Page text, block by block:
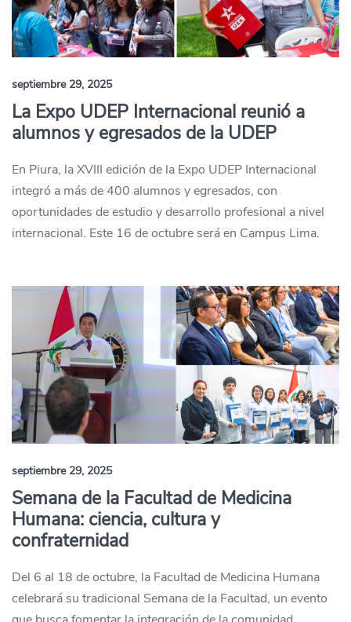
septiembre 29, 2025
La Expo UDEP Internacional reunió a
alumnos y egresados de la UDEP
En Piura, la XVIII edición de la Expo UDEP Internacional
integró a más de 400 alumnos y egresados, con
oportunidades de estudio y desarrollo profesional a nivel
internacional. Este 16 de octubre será en Campus Lima.
septiembre 29, 2025
Semana de la Facultad de Medicina
Humana: ciencia, cultura y
confraternidad
Del 6 al 18 de octubre, la Facultad de Medicina Humana
celebrará su tradicional Semana de la Facultad, un evento